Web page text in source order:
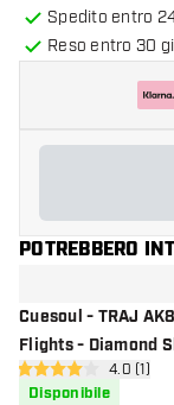
Spedito entro
Reso entro 30
POTREBBERO
Cuesoul - TRAJ
Flights - Diamond
apri
4 stelle di valutazione
4.0 (1)
Disponibile